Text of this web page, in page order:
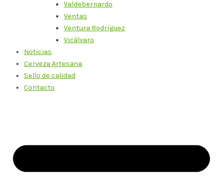
Valdebernardo
Ventas
Ventura Rodríguez
Vicálvaro
Noticias
Cerveza Artesana
Sello de calidad
Contacto